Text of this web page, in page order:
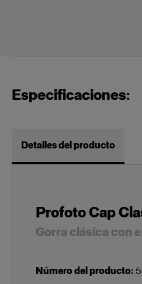
Especificaciones:
Detalles del producto
Profoto Cap
Gorra clásica con
Número del producto: